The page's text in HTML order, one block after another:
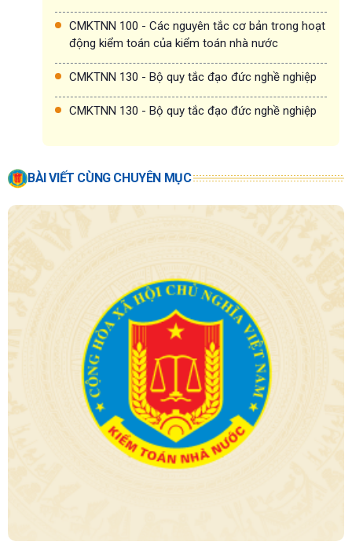
CMKTNN 100 - Các nguyên tắc cơ bản trong hoạt
động kiểm toán của kiểm toán nhà nước
CMKTNN 130 - Bộ quy tắc đạo đức nghề nghiệp
CMKTNN 130 - Bộ quy tắc đạo đức nghề nghiệp
BÀI VIẾT CÙNG CHUYÊN MỤC